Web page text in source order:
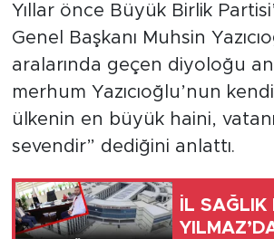
Yıllar önce Büyük Birlik
Genel Başkanı Muhsin
aralarında geçen diyoloğu
merhum Yazıcıoğlu’nun
ülkenin en büyük haini,
sevendir” dediğini anlattı.
İL SAĞLIK